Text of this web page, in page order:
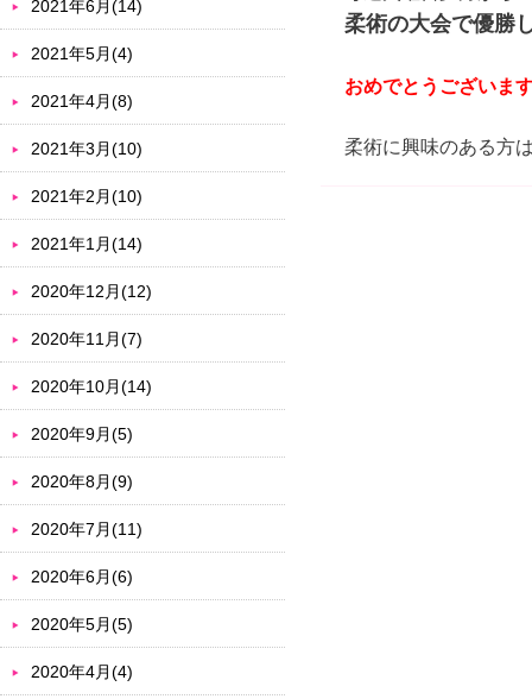
柔術の大会で優勝
おめでとうございま
柔術に興味のある
2021年6月(14)
2021年5月(4)
2021年4月(8)
2021年3月(10)
2021年2月(10)
2021年1月(14)
2020年12月(12)
2020年11月(7)
2020年10月(14)
2020年9月(5)
2020年8月(9)
2020年7月(11)
2020年6月(6)
2020年5月(5)
2020年4月(4)